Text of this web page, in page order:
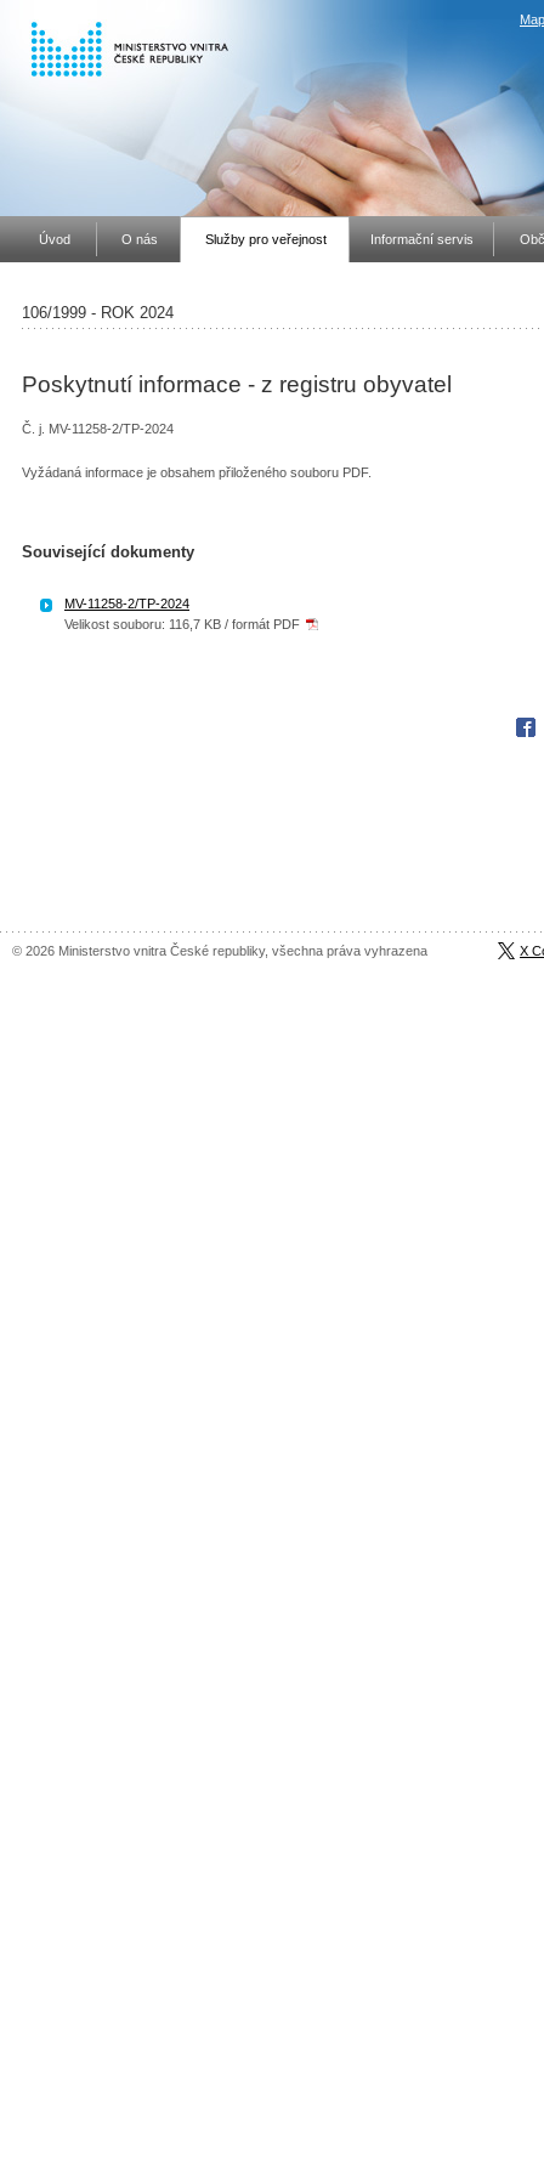
Úvod O nás Služby pro veřejnost Informační servis
106/1999 - ROK 2024
Poskytnutí informace - z registru obyvatel
Č. j. MV-11258-2/TP-2024
Vyžádaná informace je obsahem přiloženého souboru PDF.
Související dokumenty
MV-11258-2/TP-2024
Velikost souboru: 116,7 KB / formát PDF
© 2026 Ministerstvo vnitra České republiky, všechna práva vyhrazena X